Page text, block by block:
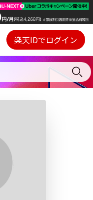
Webプレイヤー
ご契約内容の確認・変更
楽天IDでログイン